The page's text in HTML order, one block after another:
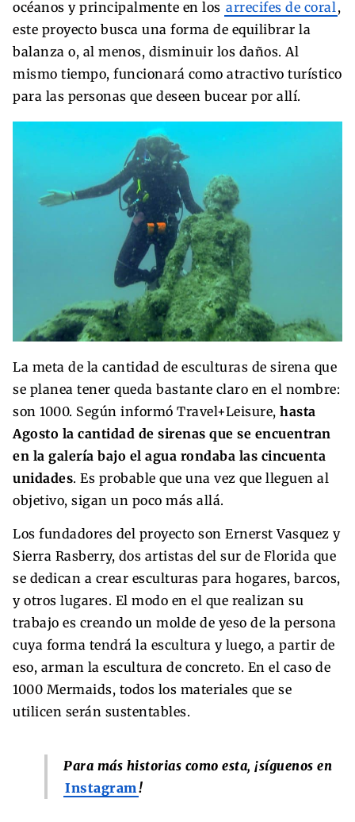
océanos y principalmente en los arrecifes de coral ,
este proyecto busca una forma de equilibrar la
balanza o, al menos, disminuir los daños. Al
mismo tiempo, funcionará como atractivo turístico
para las personas que deseen bucear por allí.
La meta de la cantidad de esculturas de sirena que
se planea tener queda bastante claro en el nombre:
son 1000. Según informó Travel+Leisure, hasta
Agosto la cantidad de sirenas que se encuentran
en la galería bajo el agua rondaba las cincuenta
unidades. Es probable que una vez que lleguen al
objetivo, sigan un poco más allá.
Los fundadores del proyecto son Ernerst Vasquez y
Sierra Rasberry, dos artistas del sur de Florida que
se dedican a crear esculturas para hogares, barcos,
y otros lugares. El modo en el que realizan su
trabajo es creando un molde de yeso de la persona
cuya forma tendrá la escultura y luego, a partir de
eso, arman la escultura de concreto. En el caso de
1000 Mermaids, todos los materiales que se
utilicen serán sustentables.
Para más historias como esta, ¡síguenos en
Instagram!